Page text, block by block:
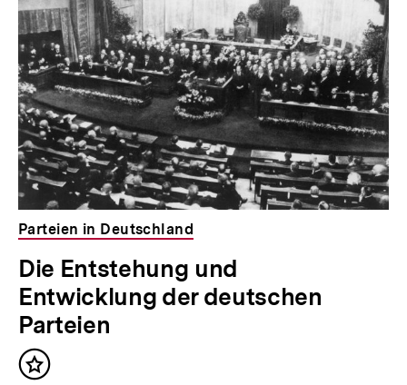
Parteien in Deutschland
Die Entstehung und
Entwicklung der deutschen
Parteien
Inhalt